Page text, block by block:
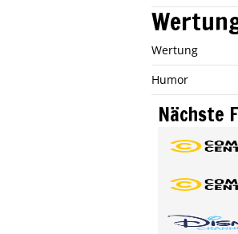
Wertung
Humor
Nächste